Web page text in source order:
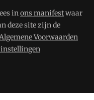
inons manifestwaar
deze site zijn de
Voorwaarden